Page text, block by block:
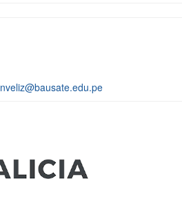
nveliz@bausate.edu.pe